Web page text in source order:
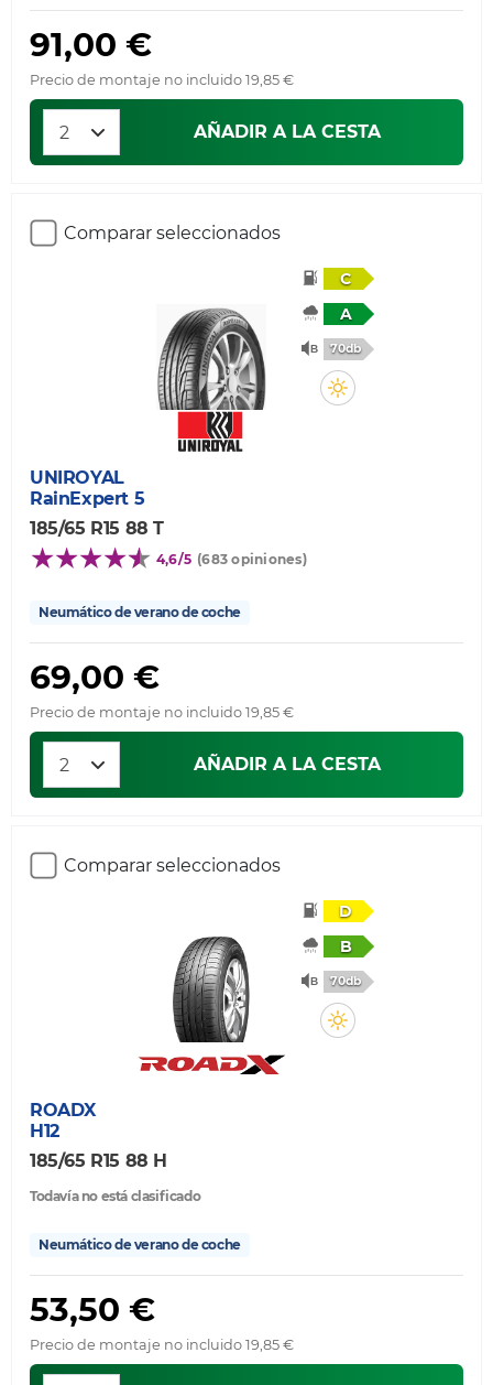
91,00 €
Precio de montaje no incluido 19,85 €
AÑADIR A LA CESTA
Comparar seleccionados
C
A
70db
UNIROYAL
RainExpert 5
185/65 R15 88 T
4,6/5 (683 opiniones)
Neumático de verano de coche
69,00 €
Precio de montaje no incluido 19,85 €
AÑADIR A LA CESTA
Comparar seleccionados
D
B
70db
ROADX
H12
185/65 R15 88 H
Todavía no está clasificado
Neumático de verano de coche
53,50 €
Precio de montaje no incluido 19,85 €